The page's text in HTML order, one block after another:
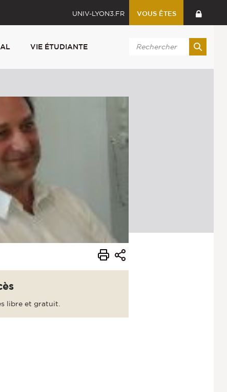
UNIV-LYON3.FR VOUS ÊTES
VIE ÉTUDIANTE
libre et gratuit.